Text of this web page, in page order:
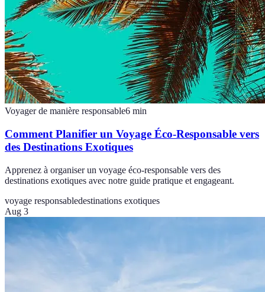
Voyager de manière responsable6 min
Comment Planifier un Voyage Éco-Responsable vers
des Destinations Exotiques
Apprenez à organiser un voyage éco-responsable vers des
destinations exotiques avec notre guide pratique et engageant.
voyage responsabledestinations exotiques
Aug 3